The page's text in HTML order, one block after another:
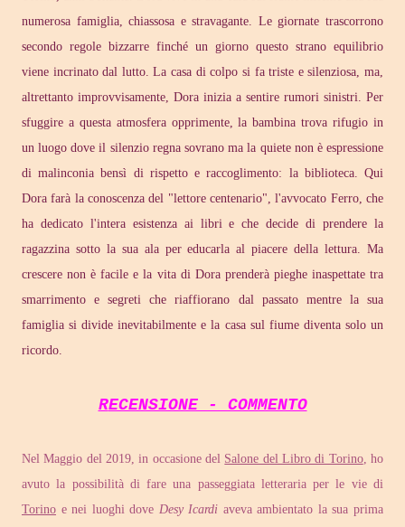
numerosa famiglia, chiassosa e stravagante. Le giornate trascorrono
secondo regole bizzarre finché un giorno questo strano equilibrio
viene incrinato dal lutto. La casa di colpo si fa triste e silenziosa, ma,
altrettanto improvvisamente, Dora inizia a sentire rumori sinistri. Per
sfuggire a questa atmosfera opprimente, la bambina trova rifugio in
un luogo dove il silenzio regna sovrano ma la quiete non è espressione
di malinconia bensì di rispetto e raccoglimento: la biblioteca. Qui
Dora farà la conoscenza del "lettore centenario", l'avvocato Ferro, che
ha dedicato l'intera esistenza ai libri e che decide di prendere la
ragazzina sotto la sua ala per educarla al piacere della lettura. Ma
crescere non è facile e la vita di Dora prenderà pieghe inaspettate tra
smarrimento e segreti che riaffiorano dal passato mentre la sua
famiglia si divide inevitabilmente e la casa sul fiume diventa solo un
ricordo.
RECENSIONE - COMMENTO
Nel Maggio del 2019, in occasione del Salone del Libro di Torino, ho
avuto la possibilità di fare una passeggiata letteraria per le vie di
Torino e nei luoghi dove Desy Icardi aveva ambientato la sua prima